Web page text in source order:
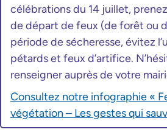
célébrations du 14 juillet,
de départ de feux (de forêt ou
période de sécheresse, évitez
pétards et feux d’artifice.
renseigner auprès de votre
Consultez notre infographie «
végétation – Les gestes qui